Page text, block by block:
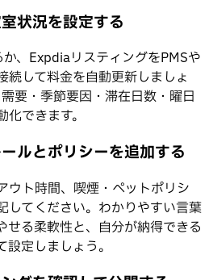
状況を設定する
、ExpdiaリスティングをPMSや
続して料金を自動更新しましょ
要・季節要因・滞在日数・曜日
できます。
ルとポリシーを追加する
ウト時間、喫煙・ペットポリシ
してください。わかりやすい言葉
せる柔軟性と、自分が納得できる
定しましょう。